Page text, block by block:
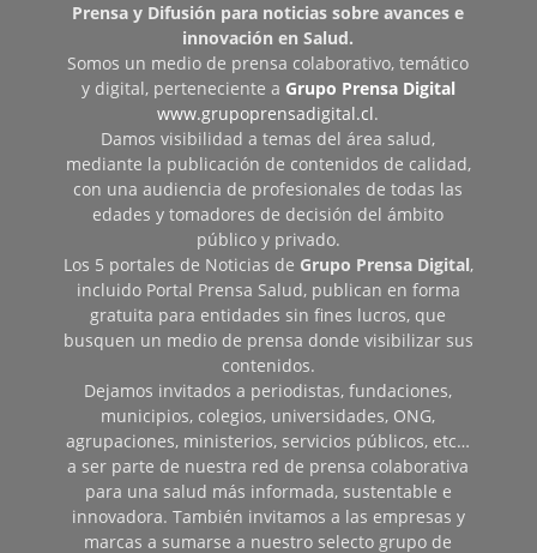
Prensa y Difusión para noticias sobre avances e
innovación en Salud.
Somos un medio de prensa colaborativo, temático
y digital, perteneciente a Grupo Prensa Digital
www.grupoprensadigital.cl.
Damos visibilidad a temas del área salud,
mediante la publicación de contenidos de calidad,
con una audiencia de profesionales de todas las
edades y tomadores de decisión del ámbito
público y privado.
Los 5 portales de Noticias de Grupo Prensa Digital,
incluido Portal Prensa Salud, publican en forma
gratuita para entidades sin fines lucros, que
busquen un medio de prensa donde visibilizar sus
contenidos.
Dejamos invitados a periodistas, fundaciones,
municipios, colegios, universidades, ONG,
agrupaciones, ministerios, servicios públicos, etc…
a ser parte de nuestra red de prensa colaborativa
para una salud más informada, sustentable e
innovadora. También invitamos a las empresas y
marcas a sumarse a nuestro selecto grupo de